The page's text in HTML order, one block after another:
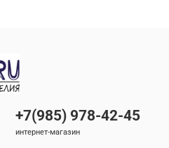
+7(985) 978-42-45
интернет-магазин